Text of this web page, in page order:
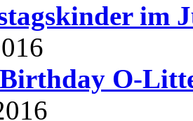
im
O-